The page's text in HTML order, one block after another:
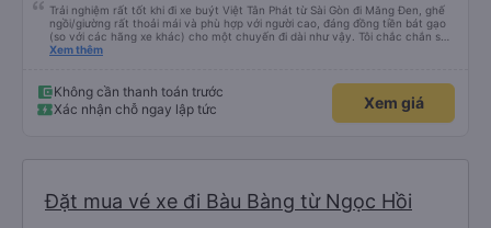
Trải nghiệm rất tốt khi đi xe buýt Việt Tân Phát từ Sài Gòn đi Măng Đen, ghế
ngồi/giường rất thoải mái và phù hợp với người cao, đáng đồng tiền bát gạo
(so với các hãng xe khác) cho một chuyến đi dài như vậy. Tôi chắc chắn sẽ
sử dụng lại sau.
Xem thêm
Không cần thanh toán trước
Xác nhận chỗ ngay lập tức
Xem giá
Đặt mua vé xe đi Bàu Bàng từ Ngọc Hồi